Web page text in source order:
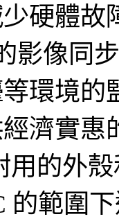
硬體故
影像同
環境的
濟實惠
用的外
的範圍